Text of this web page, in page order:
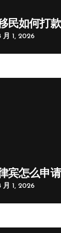
民如何打
月 1, 2026
宾怎么申
月 1, 2026